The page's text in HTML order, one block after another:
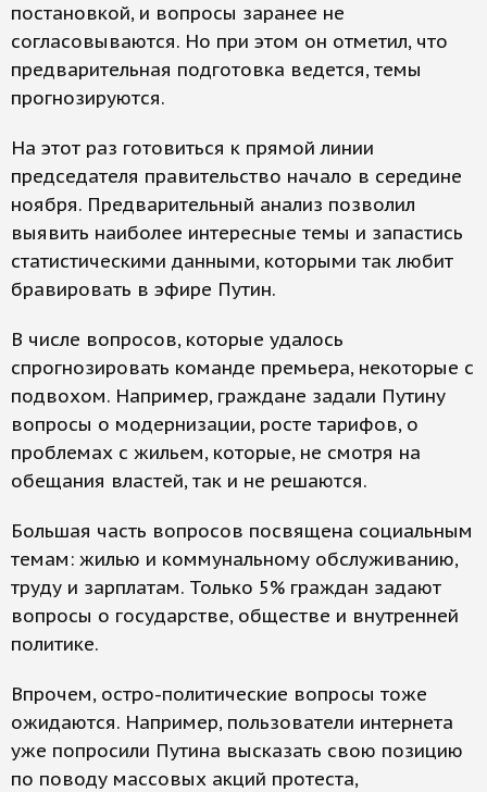
постановкой, и вопросы заранее не
согласовываются. Но при этом он отметил, что
предварительная подготовка ведется, темы
прогнозируются.
На этот раз готовиться к прямой линии
председателя правительство начало в середине
ноября. Предварительный анализ позволил
выявить наиболее интересные темы и запастись
статистическими данными, которыми так любит
бравировать в эфире Путин.
В числе вопросов, которые удалось
спрогнозировать команде премьера, некоторые с
подвохом. Например, граждане задали Путину
вопросы о модернизации, росте тарифов, о
проблемах с жильем, которые, не смотря на
обещания властей, так и не решаются.
Большая часть вопросов посвящена социальным
темам: жилью и коммунальному обслуживанию,
труду и зарплатам. Только 5% граждан задают
вопросы о государстве, обществе и внутренней
политике.
Впрочем, остро-политические вопросы тоже
ожидаются. Например, пользователи интернета
уже попросили Путина высказать свою позицию
по поводу массовых акций протеста,